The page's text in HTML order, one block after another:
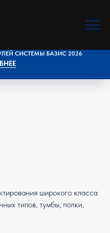
СИСТЕМЫ БАЗИС 2026
широкого класса
типов, тумбы, полки,